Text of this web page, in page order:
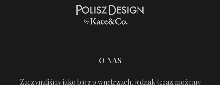
O NAS
Zaczynaliśmy jako blog o wnętrzach, jednak teraz możemy